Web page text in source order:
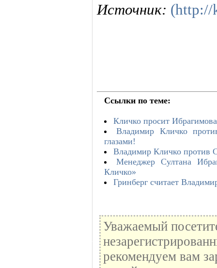
Источник: (http://
Ссылки по теме:
Кличко просит
Владимир Кличко
глазами!
Владимир Кличко против
Менеджер Султана
Кличко»
Гринберг считает
Уважаемый
рекомендуем вам